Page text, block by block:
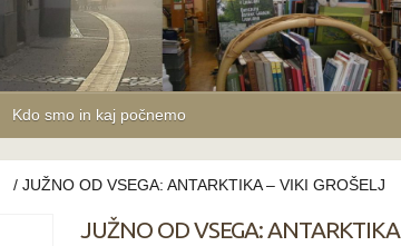
Kdo smo in kaj počnemo
/ JUŽNO OD VSEGA: ANTARKTIKA – VIKI GROŠELJ
JUŽNO OD VSEGA: ANTARKTIKA